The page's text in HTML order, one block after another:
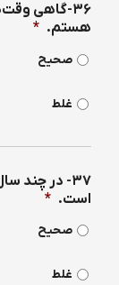
۳۶-گاهی
هستم. *
صحیح
غلط
۳۷- در چند
است. *
صحیح
غلط